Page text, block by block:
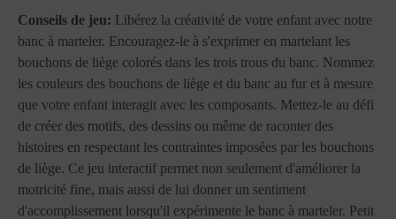
Conseils de jeu: Libérez la créativité de votre enfant avec notre
banc à marteler. Encouragez-le à s'exprimer en martelant les
bouchons de liège colorés dans les trois trous du banc. Nommez
les couleurs des bouchons de liège et du banc au fur et à mesure
que votre enfant interagit avec les composants. Mettez-le au défi
de créer des motifs, des dessins ou même de raconter des
histoires en respectant les contraintes imposées par les bouchons
de liège. Ce jeu interactif permet non seulement d'améliorer la
motricité fine, mais aussi de lui donner un sentiment
d'accomplissement lorsqu'il expérimente le banc à marteler. Petit